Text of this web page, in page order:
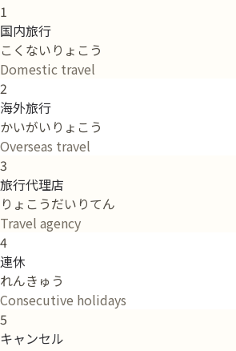
1
国内旅行
こくないりょこう
Domestic travel
2
海外旅行
かいがいりょこう
Overseas travel
3
旅行代理店
りょこうだいりてん
Travel agency
4
連休
れんきゅう
Consecutive holidays
5
キャンセル